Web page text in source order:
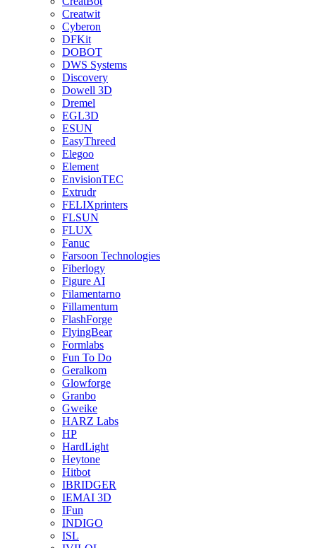
Creatwit
Cyberon
DFKit
DOBOT
DWS Systems
Discovery
Dowell 3D
Dremel
EGL3D
ESUN
EasyThreed
Elegoo
Element
EnvisionTEC
Extrudr
FELIXprinters
FLSUN
FLUX
Fanuc
Farsoon Technologies
Fiberlogy
Figure AI
Filamentarno
Fillamentum
FlashForge
FlyingBear
Formlabs
Fun To Do
Geralkom
Glowforge
Granbo
Gweike
HARZ Labs
HP
HardLight
Heytone
Hitbot
IBRIDGER
IEMAI 3D
IFun
INDIGO
ISL